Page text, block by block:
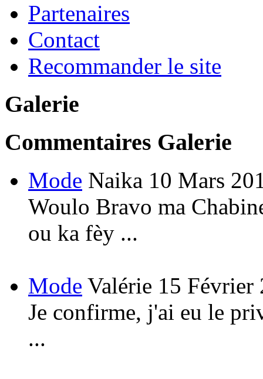
Partenaires
Contact
Recommander le site
Galerie
Commentaires Galerie
Mode Naika 10 Mars
Woulo Bravo ma
ou ka fèy ...
Mode Valérie 15 Février
Je confirme, j'ai eu le
...